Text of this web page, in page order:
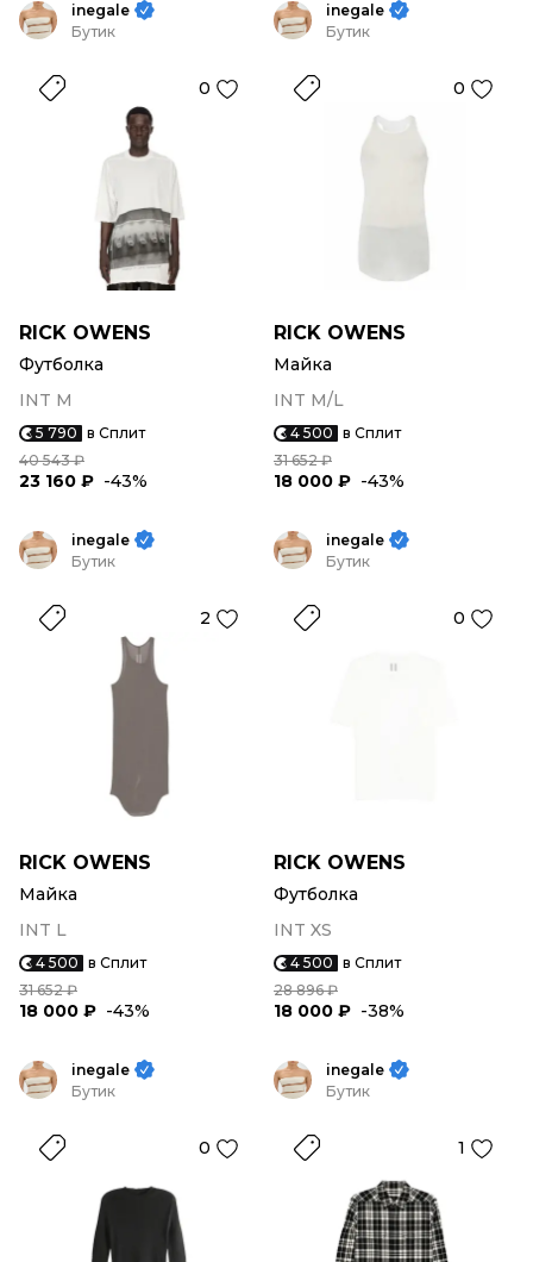
inegale
Бутик
0
RICK OWENS
Футболка
INT M
5 790 в Сплит
40 543 ₽
23 160 ₽ -43%
inegale
Бутик
0
RICK OWENS
Майка
INT M/L
4 500 в Сплит
31 652 ₽
18 000 ₽ -43%
inegale
Бутик
2
RICK OWENS
Майка
INT L
4 500 в Сплит
31 652 ₽
18 000 ₽ -43%
inegale
Бутик
0
RICK OWENS
Футболка
INT XS
4 500 в Сплит
28 896 ₽
18 000 ₽ -38%
inegale
Бутик
0
inegale
Бутик
1